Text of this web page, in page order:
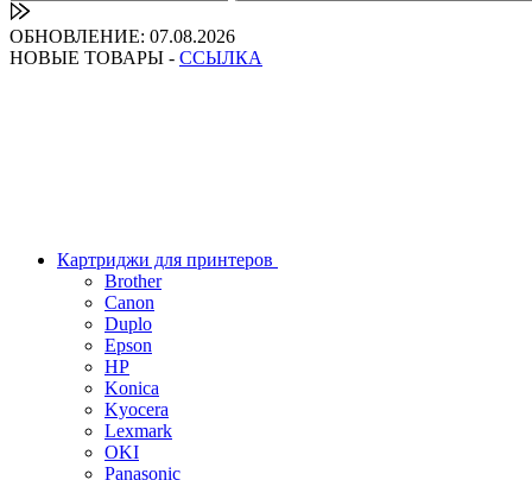
ОБНОВЛЕНИЕ: 07.08.2026
НОВЫЕ ТОВАРЫ - ССЫЛКА
Картриджи для принтеров
Brother
Canon
Duplo
Epson
HP
Konica
Kyocera
Lexmark
OKI
Panasonic